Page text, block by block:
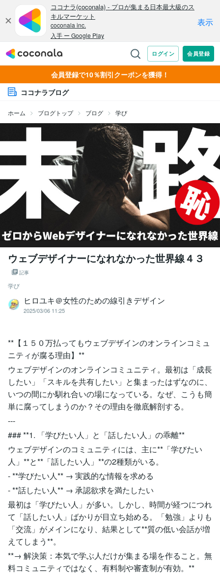
会員登録で10％割引クーポンを獲得！
ココナラブログ
ホーム ブログトップ ブログ 学び
ウェブデザイナーになれなかった世界線４３
記事
学び
ヒロユキ＠女性のための線引きデザイン
2025/03/06 11:25
**【１５０万払ってもウェブデザインのオンラインコミュ
ニティが腐る理由】**
ウェブデザインのオンラインコミュニティ。最初は「成長
したい」「スキルを共有したい」と集まったはずなのに、
いつの間にか馴れ合いの場になっている。なぜ、こうも簡
単に腐ってしまうのか？その理由を徹底解剖する。
---
### **1. 「学びたい人」と「話したい人」の乖離**
ウェブデザインのコミュニティには、主に**「学びたい
人」**と**「話したい人」**の2種類がいる。
- **学びたい人** → 実践的な情報を求める
- **話したい人** → 承認欲求を満たしたい
最初は「学びたい人」が多い。しかし、時間が経つにつれ
て「話したい人」ばかりが目立ち始める。「勉強」よりも
「交流」がメインになり、結果として**質の低い会話が増
えてしまう**。
**→ 解決策：本気で学ぶ人だけが集まる場を作ること。無
料コミュニティではなく、有料制や審査制が有効。**